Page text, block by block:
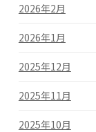
2026年2月
2026年1月
2025年12月
2025年11月
2025年10月